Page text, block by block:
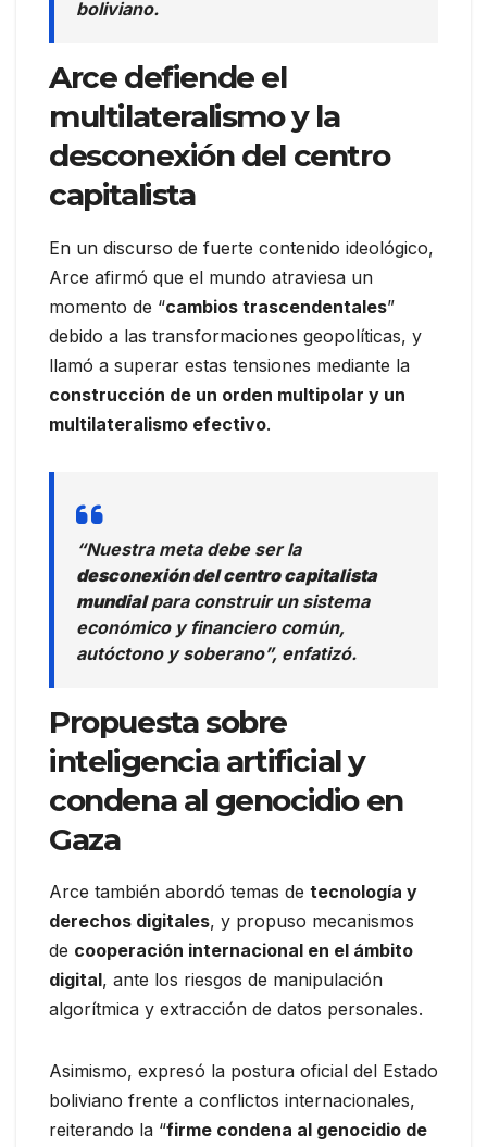
boliviano.
Arce defiende el
multilateralismo y la
desconexión del centro
capitalista
En un discurso de fuerte contenido ideológico,
Arce afirmó que el mundo atraviesa un
momento de “cambios trascendentales”
debido a las transformaciones geopolíticas, y
llamó a superar estas tensiones mediante la
construcción de un orden multipolar y un
multilateralismo efectivo.
“Nuestra meta debe ser la
desconexión del centro capitalista
mundialpara construir un sistema
económico y financiero común,
autóctono y soberano”, enfatizó.
Propuesta sobre
inteligencia artificial y
condena al genocidio en
Gaza
Arce también abordó temas de tecnología y
derechos digitales, y propuso mecanismos
de cooperación internacional en el ámbito
digital, ante los riesgos de manipulación
algorítmica y extracción de datos personales.
Asimismo, expresó la postura oficial del Estado
boliviano frente a conflictos internacionales,
reiterando la “firme condena al genocidio de